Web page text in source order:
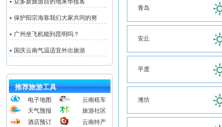
众多新旅游目的地来华揽客
保护阳宗海靠我们大家共同的努
广州坐飞机能到昆明吗？
国庆云南气温适宜外出旅游
推荐旅游工具
电子地图
云南租车
天气预报
旅游社区
酒店预订
云南特产
青岛
安丘
平度
潍坊